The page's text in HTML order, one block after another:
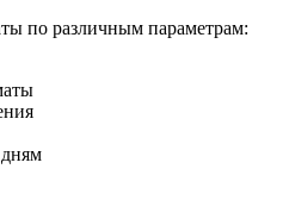
по различным параметрам: